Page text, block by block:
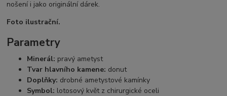
nošení i jako originální dárek.
Foto ilustrační.
Parametry
Minerál: pravý ametyst
Tvar hlavního kamene: donut
Doplňky: drobné ametystové kamínky
Symbol: lotosový květ z chirurgické oceli